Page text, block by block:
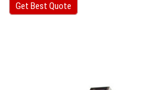
Get Best Quote